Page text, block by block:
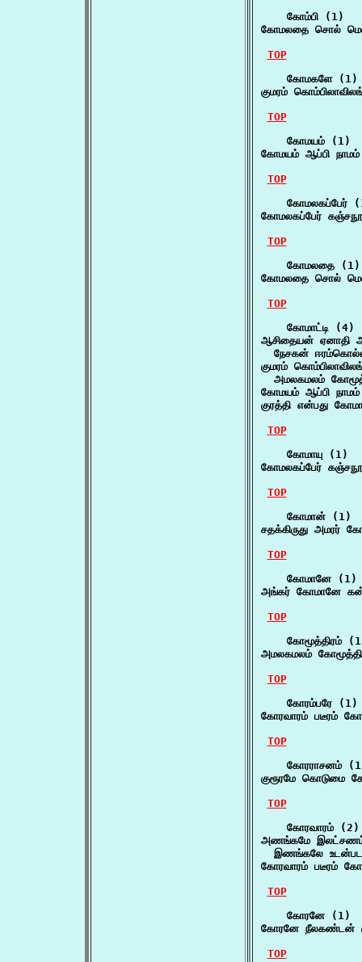
    கோம்பி (1)
கோமலதை சொல்
TOP
    கோமகளே (1)
குமரம்
TOP
    கோமயம் (1)
கோமயம் ஆப்பி
TOP
கோமலகப்பேர்
கோமலகப்பேர்
TOP
    கோமலதை (1)
கோமலதை சொல்
TOP
    கோமாட்டி (4)
ஆசிதையன் ஏனாதி
நேசகன்
குமரம்
அமலகமலம்
கோமயம் ஆப்பி
குரத்தி என்பது
TOP
    கோமாயு (1)
கோமலகப்பேர்
TOP
    கோமான் (1)
சதக்கிருது
TOP
    கோமானே (1)
அங்கர் கோமானே
TOP
கோமூத்திரம்
அமலகமலம்
TOP
    கோரம்பரே (1)
கோரவாரம் படீரம்
TOP
கோரராசனம்
குரூரமே கொடுமை
TOP
    கோரவாரம் (2)
அணங்கமே
இணங்கலே
கோரவாரம் படீரம்
TOP
    கோரனே (1)
கோரனே நீலகண்டன்
TOP